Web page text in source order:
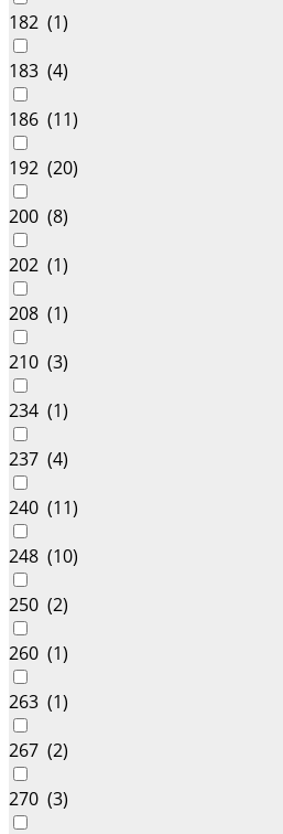
182 (1)
183 (4)
186 (11)
192 (20)
200 (8)
202 (1)
208 (1)
210 (3)
234 (1)
237 (4)
240 (11)
248 (10)
250 (2)
260 (1)
263 (1)
267 (2)
270 (3)